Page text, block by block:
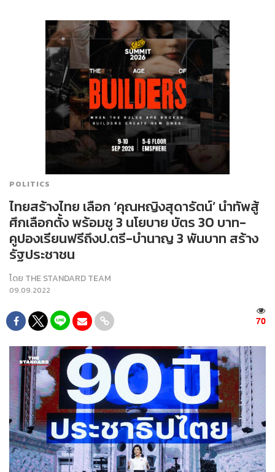
POLITICS
ไทยสร้างไทย เลือก ‘คุณหญิงสุดารัตน์’ นำทัพสู้
ศึกเลือกตั้ง พร้อมชู 3 นโยบาย บัตร 30 บาท-
คูปองเรียนฟรีถึงป.ตรี-บำนาญ 3 พันบาท สร้าง
รัฐประชาชน
โดย THE STANDARD TEAM
09.09.2022
70